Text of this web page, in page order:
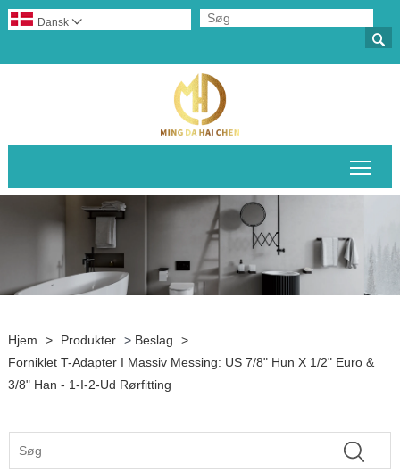

Dansk 
Hjem > Produkter > Beslag
>
Forniklet T-Adapter I Massiv Messing: US 7/8" Hun X 1/2" Euro &
3/8" Han - 1-I-2-Ud Rørfitting